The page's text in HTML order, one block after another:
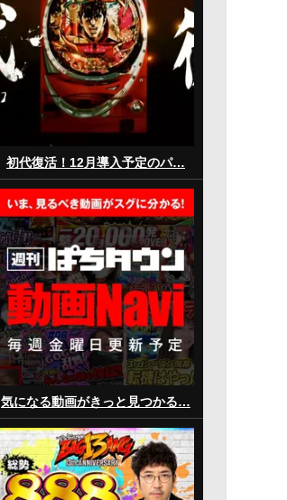
初代復活！12月導入予定のパ…
気になる動画がきっと見つかる…